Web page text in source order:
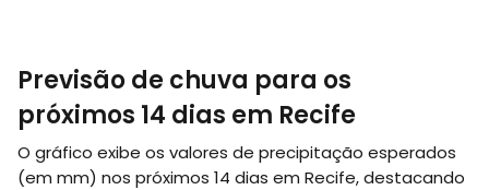
Previsão de chuva para os
próximos 14 dias em Recife
O gráfico exibe os valores de precipitação esperados
(em mm) nos próximos 14 dias em Recife, destacando